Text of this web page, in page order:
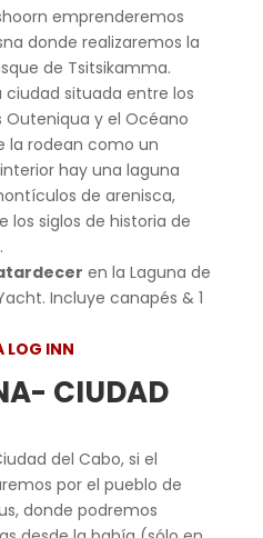
emprenderemos
donde realizaremos la
de Tsitsikamma.
ciudad situada entre los
y el Océano
la rodean como un
hay una laguna
de arenisca,
los siglos de historia de
en la Laguna de
Incluye canapés & 1
LOG INN
CIUDAD
del Cabo, si el
por el pueblo de
donde podremos